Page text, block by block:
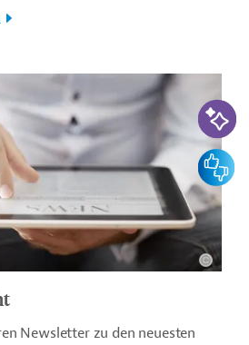
Newsletter zu den neuesten
KI-